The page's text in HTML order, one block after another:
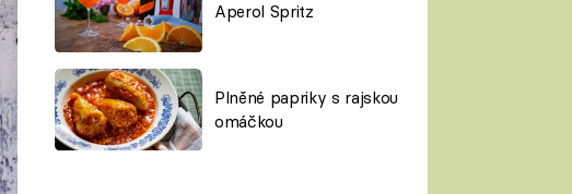
Aperol Spritz
Plněné papriky s rajskou
omáčkou